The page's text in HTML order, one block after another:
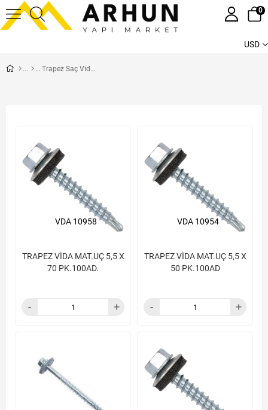
USD
0
Trapez Saç Vidaları
TRAPEZ VİDA MAT.UÇ 5,5 X
70 PK.100AD.
VDA 10958
TRAPEZ VİDA MAT.UÇ 5,5 X
50 PK.100AD
VDA 10954